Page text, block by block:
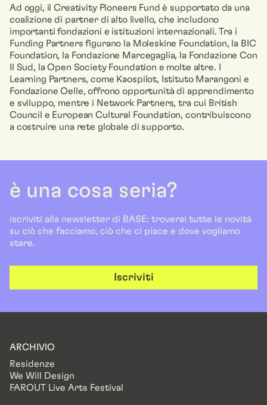
Ad oggi, il Creativity Pioneers Fund è supportato da una
coalizione di partner di alto livello, che includono
importanti fondazioni e istituzioni internazionali. Tra i
Funding Partners figurano la Moleskine Foundation, la BIC
Foundation, la Fondazione Marcegaglia, la Fondazione Con
Il Sud, la Open Society Foundation e molte altre. I
Learning Partners, come Kaospilot, Istituto Marangoni e
Fondazione Oelle, offrono opportunità di apprendimento
e sviluppo, mentre i Network Partners, tra cui British
Council e European Cultural Foundation, contribuiscono
a costruire una rete globale di supporto.
è una cosa seria?
iscriviti alla newsletter di BASE: troverai tutte le novità
su ciò che facciamo, ciò che ci piace e dove vogliamo
stare.
Iscriviti
ARCHIVIO
Residenze
We Will Design
FAROUT Live Arts Festival